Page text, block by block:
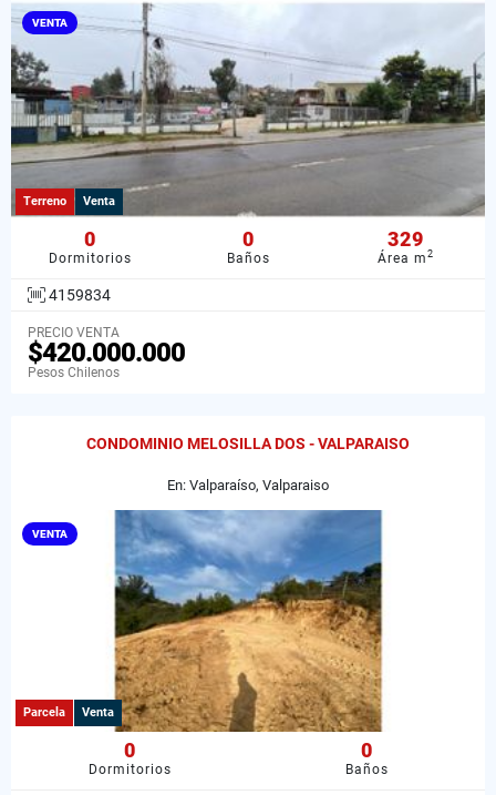
VENTA
Terreno Venta
0
Dormitorios
0
Baños
329
Área m2
4159834
PRECIO VENTA
$420.000.000
Pesos Chilenos
CONDOMINIO MELOSILLA DOS - VALPARAISO
En: Valparaíso, Valparaiso
VENTA
Parcela Venta
0
Dormitorios
0
Baños